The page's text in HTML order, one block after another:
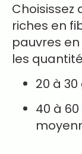
Choisissez
riches en
pauvres en
les
20 à
40 à